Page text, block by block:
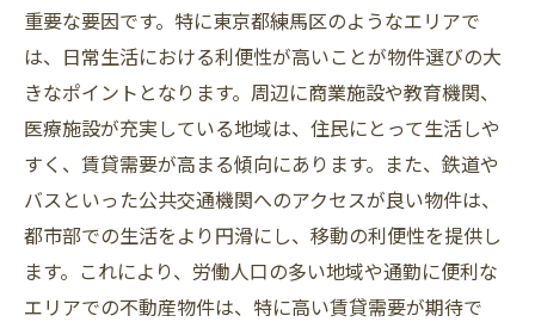
重要な要因です。特に東京都練馬区のようなエリアで
は、日常生活における利便性が高いことが物件選びの大
きなポイントとなります。周辺に商業施設や教育機関、
医療施設が充実している地域は、住民にとって生活しや
すく、賃貸需要が高まる傾向にあります。また、鉄道や
バスといった公共交通機関へのアクセスが良い物件は、
都市部での生活をより円滑にし、移動の利便性を提供し
ます。これにより、労働人口の多い地域や通勤に便利な
エリアでの不動産物件は、特に高い賃貸需要が期待で